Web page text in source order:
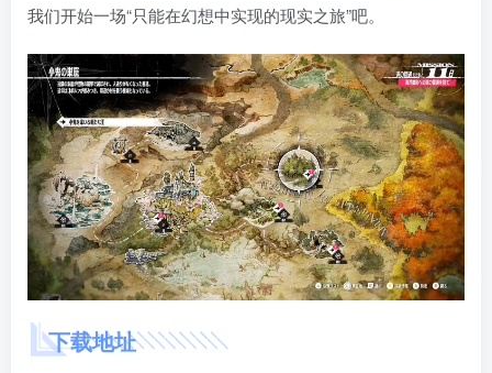
我们开始一场“只能在幻想中实现的现实之旅”吧。
下载地址